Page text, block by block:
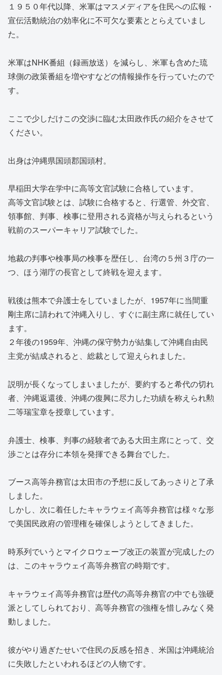
１９５０年代以降、米軍はマスメディアを住民への広報・
宣伝活動統治の効率化に不可欠な要素ととらえていまし
た。
米軍はNHK番組（録画放送）を減らし、米軍も含めた琉
球側の政策番組を増やすなどの情報操作を行っていたので
す。
ここで少しだけこの交渉に臨む太田政作氏の紹介をさせて
ください。
出身は沖縄県国頭郡国頭村。
早稲田大学在学中に高等文官試験に合格しています。
高等文官試験とは、試験に合格すると、行選管、外交官、
領事館、判事、検事に登用される資格が与えられるという
戦前のスーパーキャリア試験でした。
地裁の判事や検事局の検事を歴任し、台湾の５州３庁の一
つ、ほう湖庁の長官として終戦を迎えます。
戦後は熊本で弁護士をしていましたが、1957年に当間重
剛主席に請われて沖縄入りし、すぐに副主席に就任してい
ます。
２年後の1959年、沖縄の保守勢力が結集して沖縄自由民
主党が結成されると、総裁として迎えられました。
説明が長くなってしまいましたが、要約すると希代の切れ
者、沖縄返還後、沖縄の復興に尽力した功績を称えられ勲
二等瑞宝章を授章しています。
弁護士、検事、判事の経験者である大田主席にとって、交
渉ごとは存分に本領を発揮できる舞台でした。
ブース高等弁務官は太田市の予想に反してあっさりと了承
しました。
しかし、次に着任したキャラウェイ高等弁務官は様々な形
で美国民政府の管理権を確保しようとしてきました。
時系列でいうとマイクロウェーブ改正の装置が完成したの
は、このキャラウェイ高等弁務官の時期です。
キャラウェイ高等弁務官は歴代の高等弁務官の中でも強硬
派としてしられており、高等弁務官の強権を惜しみなく発
動しました。
彼がやり過ぎたせいで住民の反感を招き、米国は沖縄統治
に失敗したといわれるほどの人物です。